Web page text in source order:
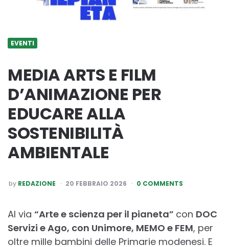
EVENTI
MEDIA ARTS E FILM
D’ANIMAZIONE PER
EDUCARE ALLA
SOSTENIBILITÀ
AMBIENTALE
POSTED
BY
by REDAZIONE 20 FEBBRAIO 2026 0 COMMENTS
Al via “Arte e scienza per il pianeta” con DOC
Servizi e Ago, con Unimore, MEMO e FEM, per
oltre mille bambini delle Primarie modenesi. E